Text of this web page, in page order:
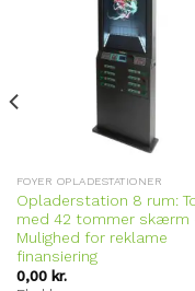
FOYER OPLADESTATIONER
Opladerstation 8 rum:
med 42 tommer skærm
Mulighed for reklame
finansiering
0,00 kr.